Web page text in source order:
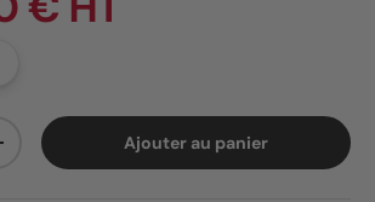
la quantité
Ajouter au panier